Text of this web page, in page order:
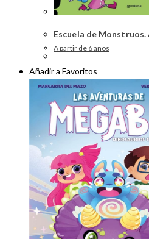
Escuela de
A partir de 6 años
Añadir a Favoritos